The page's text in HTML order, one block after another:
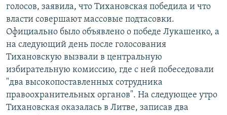
голосов, заявила, что Тихановская победила и что
власти совершают массовые подтасовки.
Официально было объявлено о победе Лукашенко, а
на следующий день после голосования
Тихановскую вызвали в центральную
избирательную комиссию, где с ней побеседовали
"два высокопоставленных сотрудника
правоохранительных органов". На следующее утро
Тихановская оказалась в Литве, записав два